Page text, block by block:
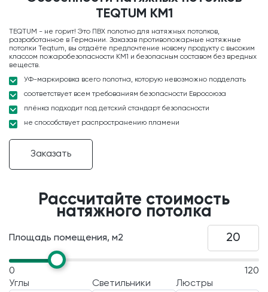
TEQTUM KM1
TEQTUM - не горит! Это ПВХ полотно для натяжных потолков,
разработанное в Германии. Заказав противопожарные натяжные
потолки Teqtum, вы отдаёте предпочтение новому продукту с высоким
классом пожаробезопасности KM1 и безопасным составом без вредных
веществ.
УФ-маркировка всего полотна, которую невозможно подделать
соответствует всем требованиям безопасности Евросоюза
плёнка подходит под детский стандарт безопасности
не способствует распространению пламени
Заказать
Рассчитайте стоимость
натяжного потолка
Площадь помещения, м2
0
120
Углы
Светильники Люстры